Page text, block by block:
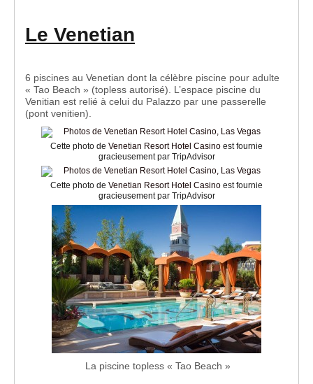
Le Venetian
6 piscines au Venetian dont la célèbre piscine pour adulte
« Tao Beach » (topless autorisé). L’espace piscine du
Venitian est relié à celui du Palazzo par une passerelle
(pont venitien).
Cette photo de Venetian Resort Hotel Casino est fournie
gracieusement par TripAdvisor
Cette photo de Venetian Resort Hotel Casino est fournie
gracieusement par TripAdvisor
La piscine topless « Tao Beach »